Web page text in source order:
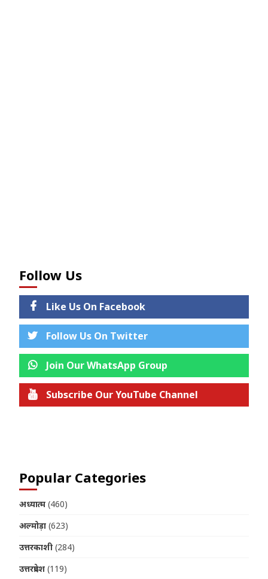
Follow Us
Like Us On Facebook
Follow Us On Twitter
Join Our WhatsApp Group
Subscribe Our YouTube Channel
Popular Categories
अध्यात्म (460)
अल्मोड़ा (623)
उत्तरकाशी (284)
उत्तरप्रदेश (119)